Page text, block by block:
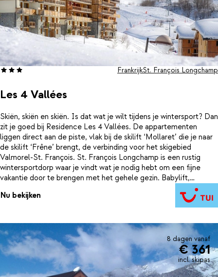
Les 4 Vallées
FrankrijkSt. François Longchamp
Skiën, skiën en skiën. Is dat wat je wilt tijdens je wintersport? Dan
zit je goed bij Residence Les 4 Vallées. De appartementen
liggen direct aan de piste, vlak bij de skilift ‘Mollaret’ die je naar
de skilift ‘Frêne’ brengt, de verbinding voor het skigebied
Valmorel-St. François. St. François Longchamp is een rustig
wintersportdorp waar je vindt wat je nodig hebt om een fijne
vakantie door te brengen met het gehele gezin. Babylift,
kinderopvang, kindvriendelijke skischool, het is allemaal aanwezig.
Na het skiën nog even plonzen in het zwembad. 's Avonds
gezellig eten met elkaar en daarna een potje kaarten. Op en top
Nu bekijken
8 dagen vanaf
€ 361
incl. skipas